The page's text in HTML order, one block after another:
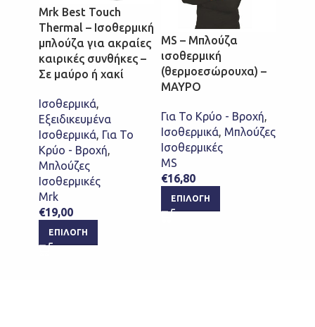
Mrk Best Touch
Thermal – Ισοθερμική
μπλούζα για ακραίες
καιρικές συνθήκες –
Σε μαύρο ή χακί
Ισοθερμικά,
Εξειδικευμένα
Ισοθερμικά, Για Το
Κρύο - Βροχή,
Μπλούζες
Ισοθερμικές
Mrk
€19,00
ΕΠΙΛΟΓΉ
MS – Μπλούζα
ισοθερμική
(θερμοεσώρουχα) –
ΜΑΥΡΟ
Για Το Κρύο - Βροχή,
Ισοθερμικά, Μπλούζες
Ισοθερμικές
MS
€16,80
ΕΠΙΛΟΓΉ